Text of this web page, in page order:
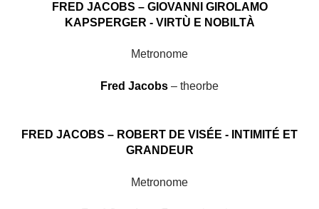
FRED JACOBS – GIOVANNI GIROLAMO
KAPSPERGER - VIRTÙ E NOBILTÀ
Metronome
Fred Jacobs – theorbe
FRED JACOBS – ROBERT DE VISÉE - INTIMITÉ ET
GRANDEUR
Metronome